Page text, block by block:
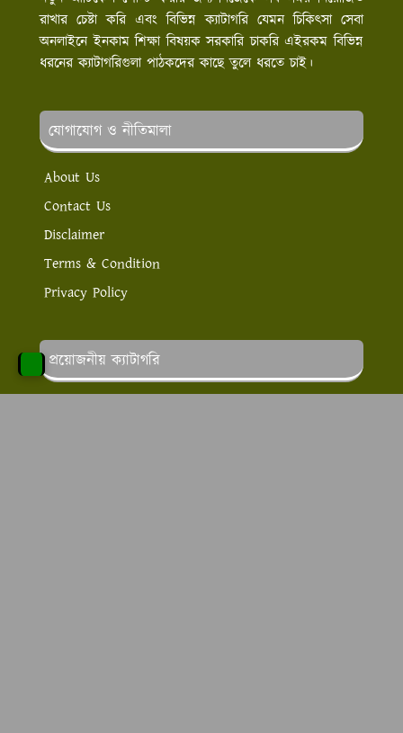
রাখার চেষ্টা করি এবং বিভিন্ন ক্যাটাগরি যেমন চিকিৎসা সেবা
অনলাইনে ইনকাম শিক্ষা বিষয়ক সরকারি চাকরি এইরকম বিভিন্ন
ধরনের ক্যাটাগরিগুলা পাঠকদের কাছে তুলে ধরতে চাই।
যোগাযোগ ও নীতিমালা
About Us
Contact Us
Disclaimer
Terms & Condition
Privacy Policy
প্রয়োজনীয় ক্যাটাগরি